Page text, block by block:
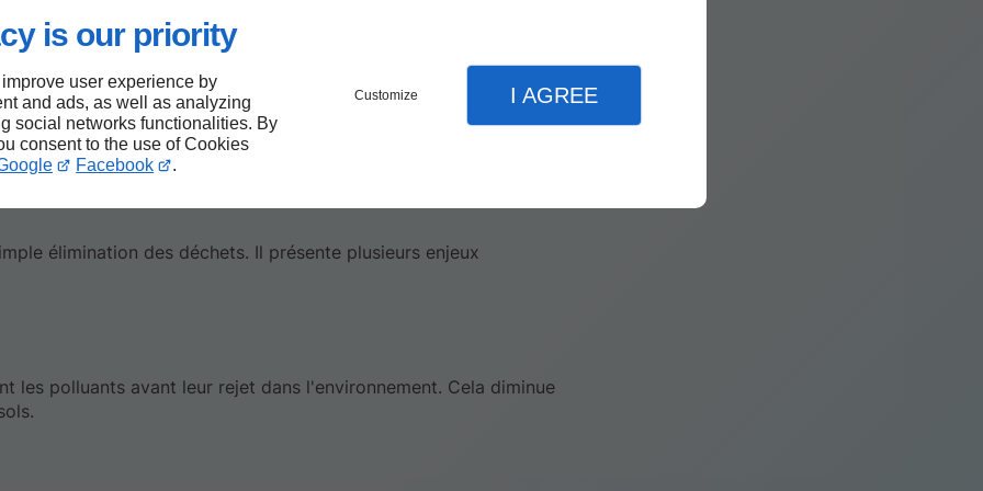
is our priority
user experience by
and ads, as well as analyzing
social networks functionalities. By
consent to the use of Cookies
Facebook .
Customize I AGREE
polluants ou désinfecter les boues. Les méthodes incluent :
pour éliminer les pathogènes.
élimination des déchets. Il présente plusieurs enjeux
les polluants avant leur rejet dans l'environnement. Cela diminue